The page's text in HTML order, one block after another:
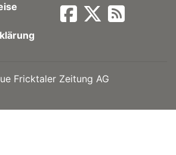
Fricktaler Zeitung AG